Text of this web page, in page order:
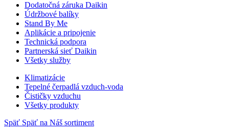
Dodatočná záruka Daikin
Údržbové balíky
Stand By Me
Aplikácie a pripojenie
Technická podpora
Partnerská sieť Daikin
Všetky služby
Klimatizácie
Tepelné čerpadlá vzduch-voda
Čističky vzduchu
Všetky produkty
Späť Späť na Náš sortiment